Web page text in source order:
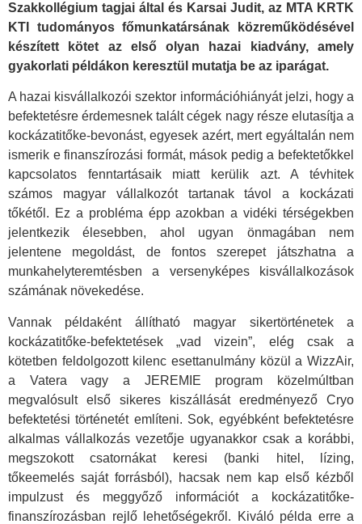
Szakkollégium tagjai által és Karsai Judit, az MTA KRTK
KTI tudományos főmunkatársának közreműködésével
készített kötet az első olyan hazai kiadvány, amely
gyakorlati példákon keresztül mutatja be az iparágat.
A hazai kisvállalkozói szektor információhiányát jelzi, hogy a
befektetésre érdemesnek talált cégek nagy része elutasítja a
kockázatitőke-bevonást, egyesek azért, mert egyáltalán nem
ismerik e finanszírozási formát, mások pedig a befektetőkkel
kapcsolatos fenntartásaik miatt kerülik azt. A tévhitek
számos magyar vállalkozót tartanak távol a kockázati
tőkétől. Ez a probléma épp azokban a vidéki térségekben
jelentkezik élesebben, ahol ugyan önmagában nem
jelentene megoldást, de fontos szerepet játszhatna a
munkahelyteremtésben a versenyképes kisvállalkozások
számának növekedése.
Vannak példaként állítható magyar sikertörténetek a
kockázatitőke-befektetések „vad vizein”, elég csak a
kötetben feldolgozott kilenc esettanulmány közül a WizzAir,
a Vatera vagy a JEREMIE program közelmúltban
megvalósult első sikeres kiszállását eredményező Cryo
befektetési történetét említeni. Sok, egyébként befektetésre
alkalmas vállalkozás vezetője ugyanakkor csak a korábbi,
megszokott csatornákat keresi (banki hitel, lízing,
tőkeemelés saját forrásból), hacsak nem kap első kézből
impulzust és meggyőző információt a kockázatitőke-
finanszírozásban rejlő lehetőségekről. Kiváló példa erre a